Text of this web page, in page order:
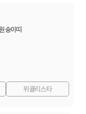
숭이띠
위클리스타